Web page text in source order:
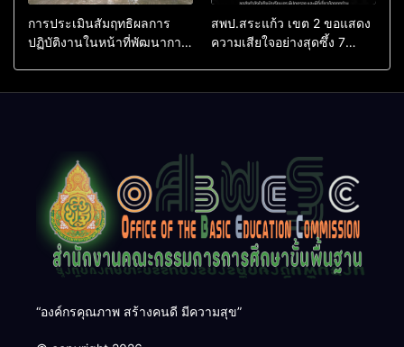
การประเมินสัมฤทธิผลการ
ปฏิบัติงานในหน้าที่พัฒนาการ
สพป.สระแก้ว เขต 2 ขอแสดง
ความเสียใจอย่างสุดซึ้ง 7
“องค์กรคุณภาพ สร้างคนดี มีความสุข”